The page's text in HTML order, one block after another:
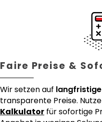
Faire Preise &
Wir setzen auf
transparente Preise.
Kalkulator für sofortige